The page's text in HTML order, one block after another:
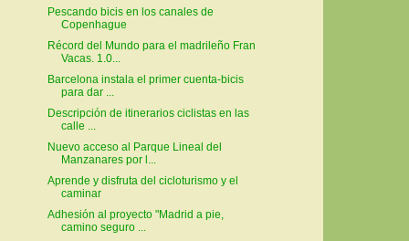
Pescando bicis en los canales de
Copenhague
Récord del Mundo para el madrileño Fran
Vacas. 1.0...
Barcelona instala el primer cuenta-bicis
para dar ...
Descripción de itinerarios ciclistas en las
calle ...
Nuevo acceso al Parque Lineal del
Manzanares por l...
Aprende y disfruta del cicloturismo y el
caminar
Adhesión al proyecto "Madrid a pie,
camino seguro ...